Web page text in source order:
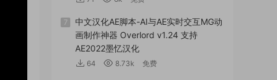
7
中文汉化AE脚本-AI与AE实时交互MG动
画制作神器 Overlord v1.24 支持
AE2022墨忆汉化
64 8.73k 免费